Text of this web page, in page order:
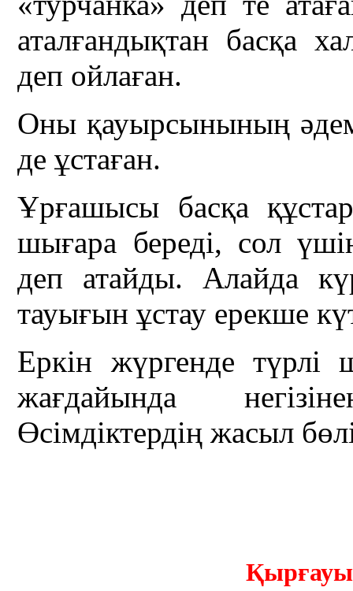
аталғандықтан басқа
деп ойлаған.
Оны қауырсынының
де ұстаған.
Ұрғашысы басқа
шығара береді, сол
деп атайды. Алайда
тауығын ұстау ерекше
Еркін жүргенде түрлі
жағдайында
Өсімдіктердің жасыл